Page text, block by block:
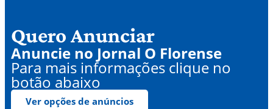
Quero Anunciar
Anuncie no Jornal O Florense
Para mais informações clique no
botão abaixo
Ver opções de anúncios